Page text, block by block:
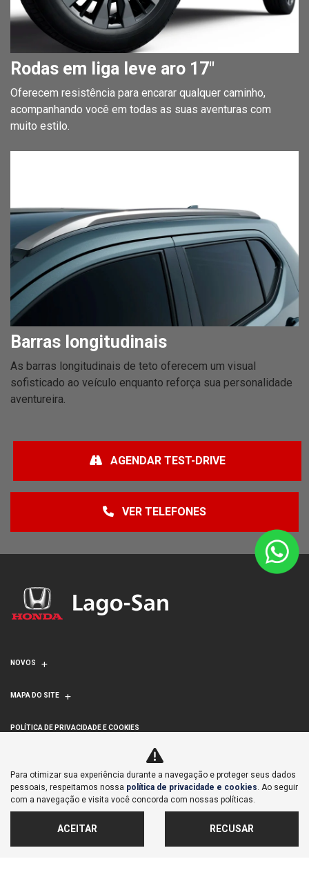
Rodas em liga leve aro 17"
Oferecem resistência para encarar qualquer caminho,
acompanhando você em todas as suas aventuras com
muito estilo.
Barras longitudinais
As barras longitudinais de teto oferecem um visual
sofisticado ao veículo enquanto reforça sua personalidade
aventureira.
VER TELEFONES
AGENDAR TEST-DRIVE
NOVOS
MAPA DO SITE
POLÍTICA DE PRIVACIDADE E COOKIES
EXPORTACAO S/A
Para otimizar sua experiência durante a navegação e proteger seus dados
pessoais, respeitamos nossa política de privacidade e cookies. Ao seguir
com a navegação e visita você concorda com nossas políticas.
ACEITAR RECUSAR